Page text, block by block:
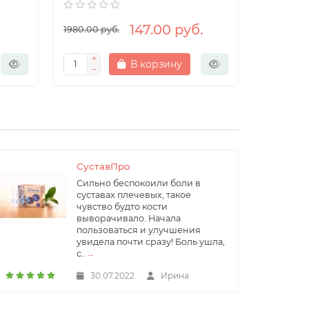
1980.00 руб. 147.00 руб.
В корзину
СуставПро
Сильно беспокоили боли в
суставах плечевых, такое
чувство будто кости
выворачивало. Начала
пользоваться и улучшения
увидела почти сразу! Боль ушла,
с.. →
30.07.2022 Ирина